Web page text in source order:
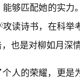
够匹配她的实
读诗书，在科
也是对柳如月深
人的荣耀，更是